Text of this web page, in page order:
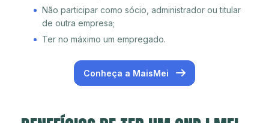
Não participar como sócio, administrador ou titular
de outra empresa;
Ter no máximo um empregado.
Conheça a MaisMei